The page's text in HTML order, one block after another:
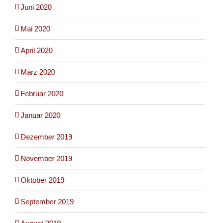
Juni 2020
Mai 2020
April 2020
März 2020
Februar 2020
Januar 2020
Dezember 2019
November 2019
Oktober 2019
September 2019